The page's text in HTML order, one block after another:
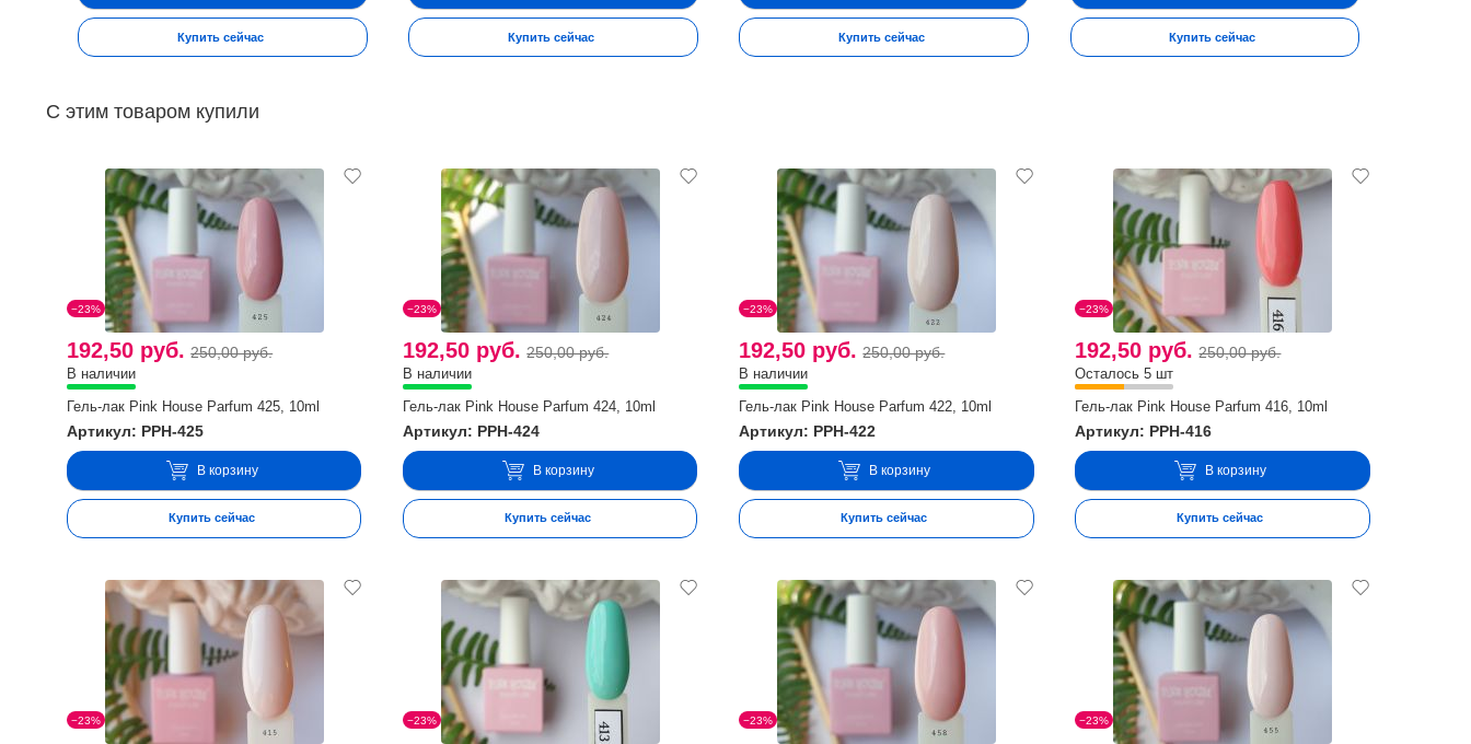
Купить сейчас Купить сейчас Купить сейчас Купить сейчас
С этим товаром купили
−23%
192,50 руб. 250,00 руб.
В наличии
Гель-лак Pink House Parfum 425, 10ml
Артикул: PPH-425
В корзину
Купить сейчас
−23%
192,50 руб. 250,00 руб.
В наличии
Гель-лак Pink House Parfum 424, 10ml
Артикул: PPH-424
В корзину
Купить сейчас
−23%
192,50 руб. 250,00 руб.
В наличии
Гель-лак Pink House Parfum 422, 10ml
Артикул: PPH-422
В корзину
Купить сейчас
−23%
192,50 руб. 250,00 руб.
Осталось 5 шт
Гель-лак Pink House Parfum 416, 10ml
Артикул: PPH-416
В корзину
Купить сейчас
−23% −23% −23% −23%